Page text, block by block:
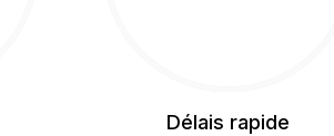
Délais rapide